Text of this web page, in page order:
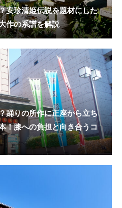
安珍清姫伝説を題材にした
作の系譜を解説
踊りの所作に正座から立ち
！膝への負担と向き合うコ